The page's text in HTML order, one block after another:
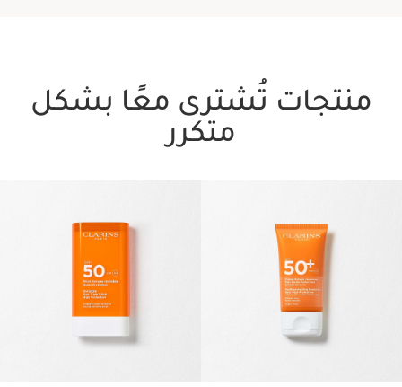
منتجات تُشترى معًا بشكل
متكرر